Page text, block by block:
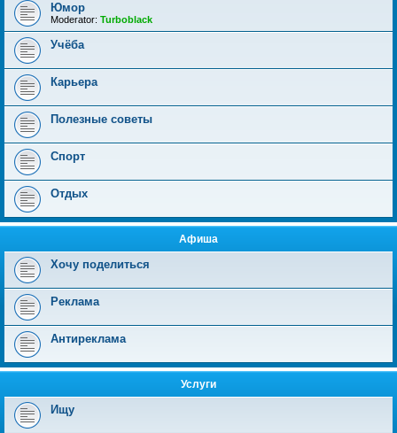
Юмор
Moderator: Turboblack
Учёба
Карьера
Полезные советы
Спорт
Отдых
Афиша
Хочу поделиться
Реклама
Антиреклама
Услуги
Ищу